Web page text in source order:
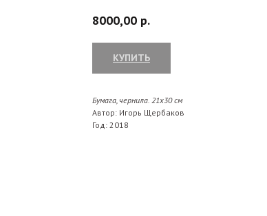
8000,00 р.
КУПИТЬ
Бумага, чернила. 21х30 см
Автор: Игорь Щербаков
Год: 2018